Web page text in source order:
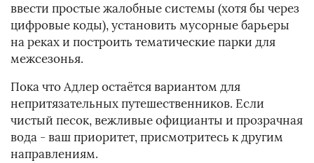
ввести простые жалобные системы (хотя бы через
цифровые коды), установить мусорные барьеры
на реках и построить тематические парки для
межсезонья.
Пока что Адлер остаётся вариантом для
непритязательных путешественников. Если
чистый песок, вежливые официанты и прозрачная
вода - ваш приоритет, присмотритесь к другим
направлениям.